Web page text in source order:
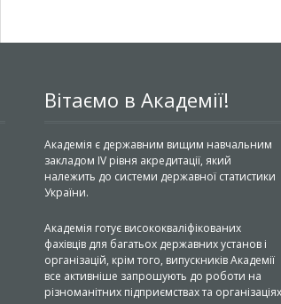
Вітаємо в Академії!
Академія є державним вищим навчальним
закладом IV рівня акредитації, який
належить до системи державної статистики
України.
Академія готує висококваліфікованих
фахівців для багатьох державних установ і
організацій, крім того, випускників Академії
все активніше запрошують до роботи на
різноманітних підприємствах та організаціях